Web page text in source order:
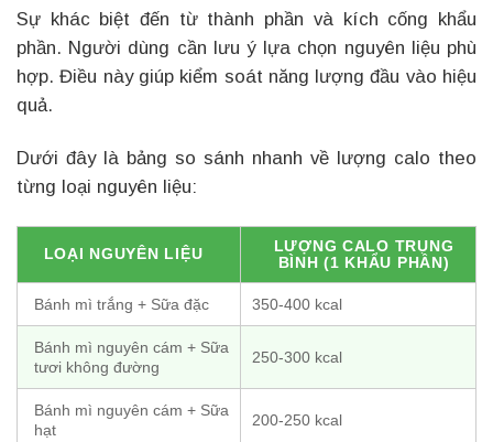
Sự khác biệt đến từ thành phần và kích cống khẩu
phần. Người dùng cần lưu ý lựa chọn nguyên liệu phù
hợp. Điều này giúp kiểm soát năng lượng đầu vào hiệu
quả.
Dưới đây là bảng so sánh nhanh về lượng calo theo
từng loại nguyên liệu:
LOẠI NGUYÊN LIỆU
LƯỢNG CALO TRUNG
BÌNH (1 KHẨU PHẦN)
Bánh mì trắng + Sữa đặc 350-400 kcal
Bánh mì nguyên cám + Sữa
tươi không đường
250-300 kcal
Bánh mì nguyên cám + Sữa
hạt
200-250 kcal